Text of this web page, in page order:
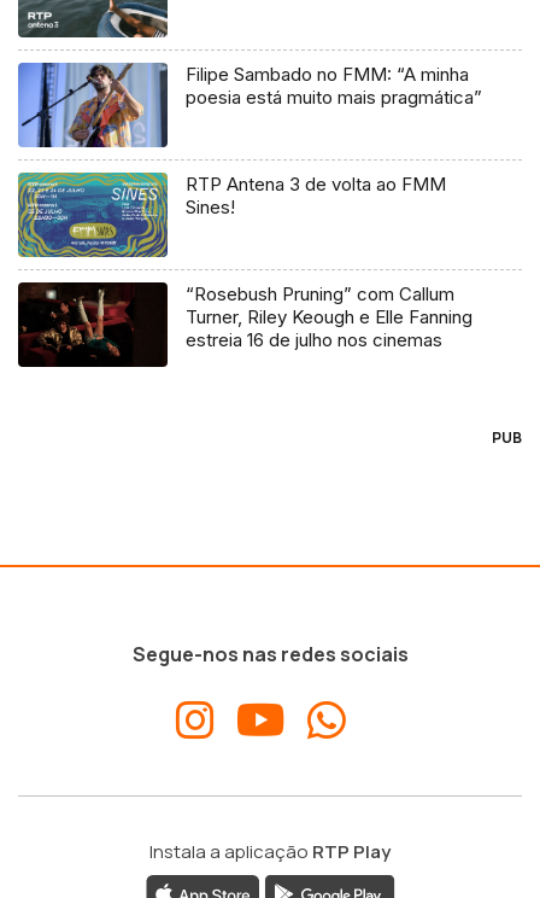
Filipe Sambado no FMM: “A minha
poesia está muito mais pragmática”
RTP Antena 3 de volta ao FMM
Sines!
“Rosebush Pruning” com Callum
Turner, Riley Keough e Elle Fanning
estreia 16 de julho nos cinemas
PUB
Segue-nos nas redes sociais
Instala a aplicação RTP Play